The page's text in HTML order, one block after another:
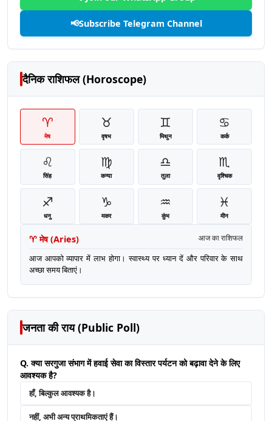
📢Subscribe Telegram Channel
दैनिक राशिफल (Horoscope)
♈
मेष
♉
वृषभ
♊
मिथुन
♋
कर्क
♌
सिंह
♍
कन्या
♎
तुला
♏
वृश्चिक
♐
धनु
♑
मकर
♒
कुंभ
♓
मीन
♈ मेष(Aries) आज का राशिफल
आज आपको व्यापार में लाभ होगा। स्वास्थ्य पर ध्यान दें और परिवार के साथ
अच्छा समय बिताएं।
जनता की राय (Public Poll)
Q. क्या सरगुजा संभाग में हवाई सेवा का विस्तार पर्यटन को बढ़ावा देने के लिए
आवश्यक है?
हाँ, बिल्कुल आवश्यक है।
नहीं, अभी अन्य प्राथमिकताएं हैं।